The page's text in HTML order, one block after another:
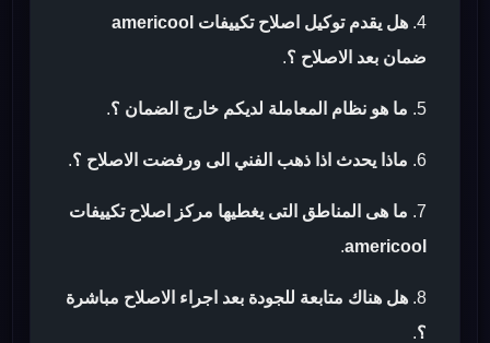
هل يقدم توكيل اصلاح تكييفات americool
ضمان بعد الاصلاح ؟.
ما هو نظام المعاملة لديكم خارج الضمان ؟.
ماذا يحدث اذا ذهب الفني الى ورفضت الاصلاح ؟.
ما هى المناطق التى يغطيها مركز اصلاح تكييفات
americool
.
هل هناك متابعة للجودة بعد اجراء الاصلاح مباشرة
؟.